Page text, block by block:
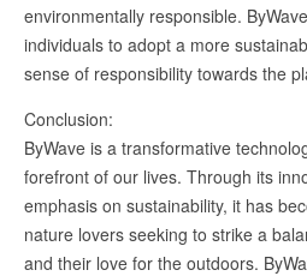
environmentally responsible.
individuals to adopt a more
sense of responsibility towards the
Conclusion:
ByWave is a transformative
forefront of our lives. Through its
emphasis on sustainability, it has
nature lovers seeking to strike a
and their love for the outdoors.